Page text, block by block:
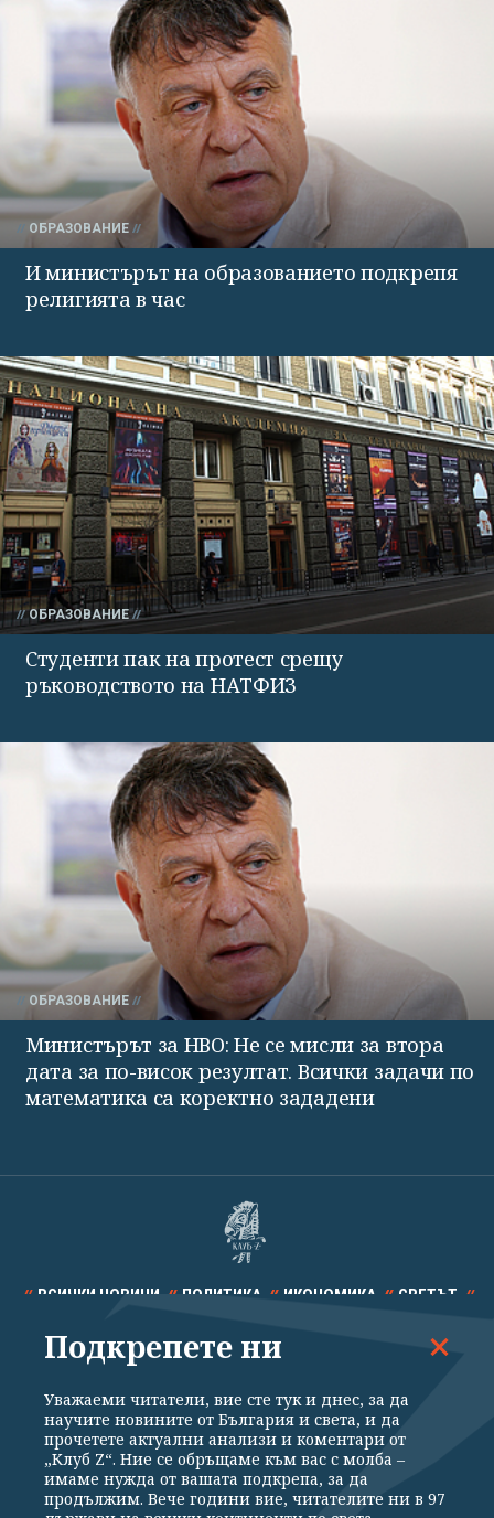
ОБРАЗОВАНИЕ
И министърът на образованието подкрепя
религията в час
ОБРАЗОВАНИЕ
Студенти пак на протест срещу
ръководството на НАТФИЗ
ОБРАЗОВАНИЕ
Министърът за НВО: Не се мисли за втора
дата за по-висок резултат. Всички задачи по
математика са коректно зададени
ВСИЧКИ НОВИНИ ПОЛИТИКА ИКОНОМИКА СВЕТЪТ
СПОРТ КУЛТУРА ТЕХНОЛОГИИ КАЛЕЙДОСКОП
Подкрепете ни
Уважаеми читатели, вие сте тук и днес, за да
научите новините от България и света, и да
прочетете актуални анализи и коментари от
„Клуб Z“. Ние се обръщаме към вас с молба –
имаме нужда от вашата подкрепа, за да
продължим. Вече години вие, читателите ни в 97